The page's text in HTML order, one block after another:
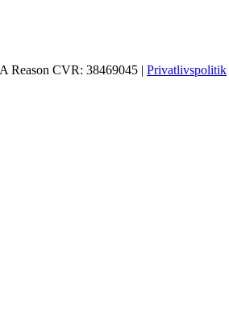
Reason CVR: 38469045 | Privatlivspolitik